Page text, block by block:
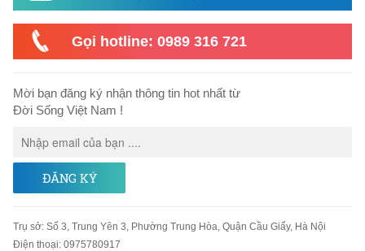
Gọi hotline: 0989 316 721
Mời bạn đăng ký nhận thông tin hot nhất từ
Đời Sống Việt Nam !
ĐĂNG KÝ
Trụ sở: Số 3, Trung Yên 3, Phường Trung Hòa, Quận Cầu Giấy, Hà Nội
Điện thoại: 0975780917